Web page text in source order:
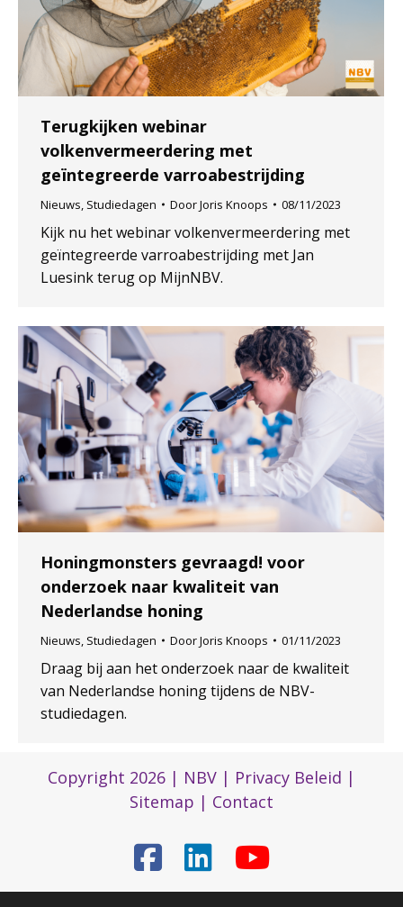
Terugkijken webinar
volkenvermeerdering met
geïntegreerde varroabestrijding
Nieuws, Studiedagen DoorJoris Knoops 08/11/2023
Kijk nu het webinar volkenvermeerdering met
geïntegreerde varroabestrijding met Jan
Luesink terug op MijnNBV.
Honingmonsters gevraagd! voor
onderzoek naar kwaliteit van
Nederlandse honing
Nieuws, Studiedagen DoorJoris Knoops 01/11/2023
Draag bij aan het onderzoek naar de kwaliteit
van Nederlandse honing tijdens de NBV-
studiedagen.
Copyright 2026 | NBV | Privacy Beleid |
Sitemap | Contact